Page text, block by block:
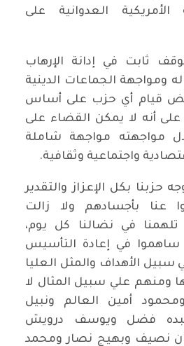
الأمريكية العدوانية على
ثابت في إدانة الإرهاب
ومواجهة الجماعات الدينية
قيام أي حزب على أساس
على أنه لا يمكن القضاء على
مواجهته مواجهة شاملة
واجتماعية وثقافية.
حزبنا بكل الإعزاز والتقدير
عنا بأجسادهم ولا زالت
تلهمنا في نضالنا كل يوم،
ساهموا في إعادة التأسيس
سبيل الأهداف والمثل العليا
ومنهم علي سبيل المثال لا
أمين العالم ونبيل
عبده فضل ويوسف درويش
نصيف وبهيج نصار ومحمد